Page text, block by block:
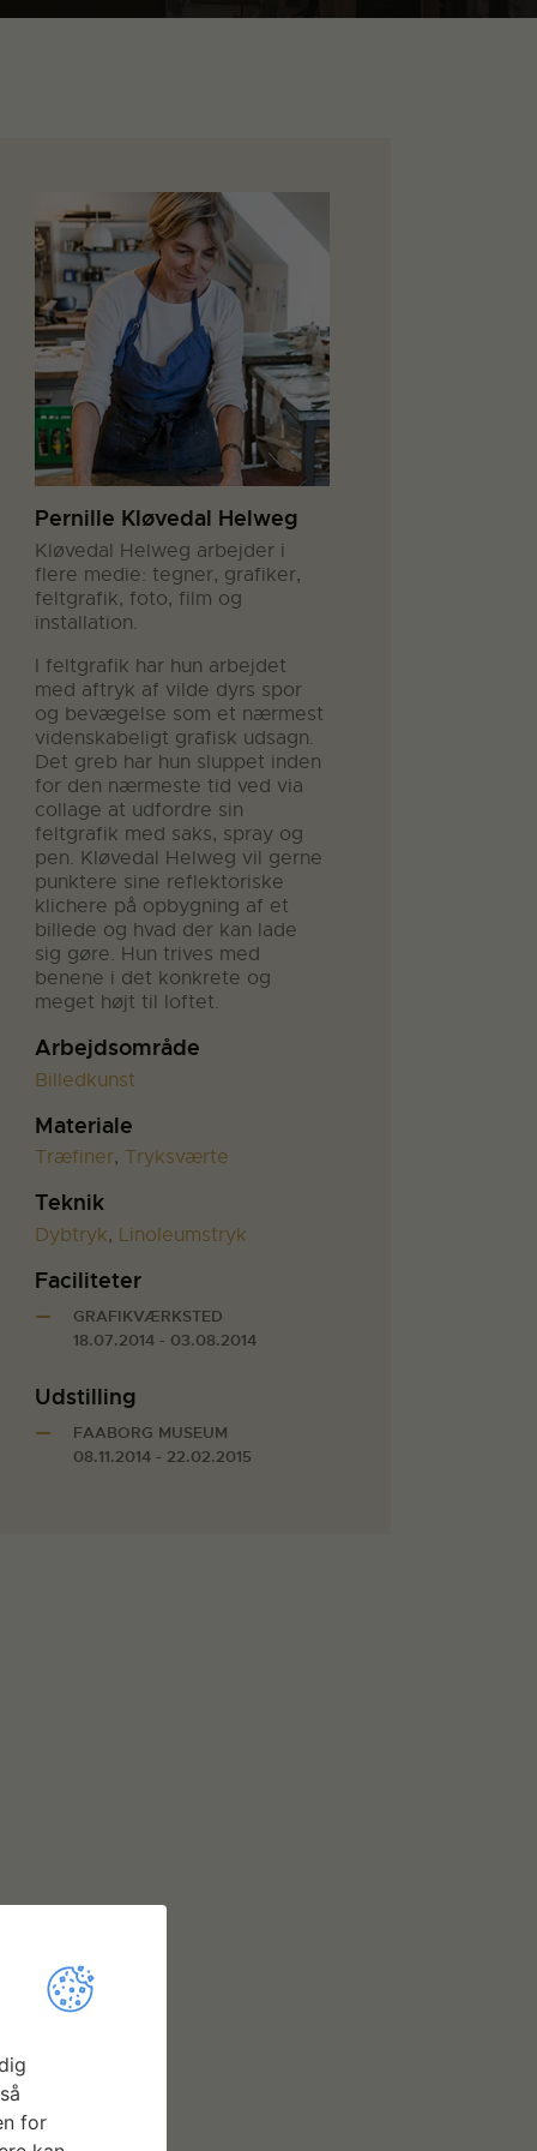
Pernille Kløvedal Helweg
Kløvedal Helweg arbejder i
flere medie: tegner, grafiker,
feltgrafik, foto, film og
installation.
I feltgrafik har hun arbejdet
med aftryk af vilde dyrs spor
og bevægelse som et nærmest
videnskabeligt grafisk udsagn.
Det greb har hun sluppet inden
for den nærmeste tid ved via
collage at udfordre sin
feltgrafik med saks, spray og
pen. Kløvedal Helweg vil gerne
punktere sine reflektoriske
klichere på opbygning af et
billede og hvad der kan lade
sig gøre. Hun trives med
benene i det konkrete og
meget højt til loftet.
Arbejdsområde
Billedkunst
Materiale
Træfiner, Tryksværte
Teknik
Dybtryk, Linoleumstryk
Faciliteter
GRAFIKVÆRKSTED
18.07.2014 - 03.08.2014
Udstilling
FAABORG MUSEUM
08.11.2014 - 22.02.2015
for